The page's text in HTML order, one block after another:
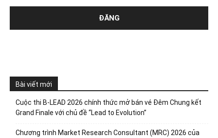
Bài viết mới
Cuộc thi B-LEAD 2026 chính thức mở bán vé Đêm Chung kết
Grand Finale với chủ đề “Lead to Evolution”
Chương trình Market Research Consultant (MRC) 2026 của